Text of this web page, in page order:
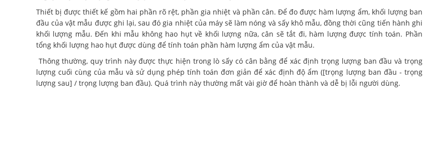
Thiết bị được thiết kế gồm hai phần rõ rệt, phần gia nhiệt và phần cân. Để đo được hàm lượng ẩm, khối lượng ban
đầu của vật mẫu được ghi lại, sau đó gia nhiệt của máy sẽ làm nóng và sấy khô mẫu, đồng thời cũng tiến hành ghi
khối lượng mẫu. Đến khi mẫu không hao hụt về khối lượng nữa, cân sẽ tắt đi, hàm lượng được tính toán. Phần
tổng khối lượng hao hụt được dùng để tính toán phần hàm lượng ẩm của vật mẫu.
Thông thường, quy trình này được thực hiện trong lò sấy có cân bằng để xác định trọng lượng ban đầu và trọng
lượng cuối cùng của mẫu và sử dụng phép tính toán đơn giản để xác định độ ẩm ([trọng lượng ban đầu - trọng
lượng sau] / trọng lượng ban đầu). Quá trình này thường mất vài giờ để hoàn thành và dễ bị lỗi người dùng.